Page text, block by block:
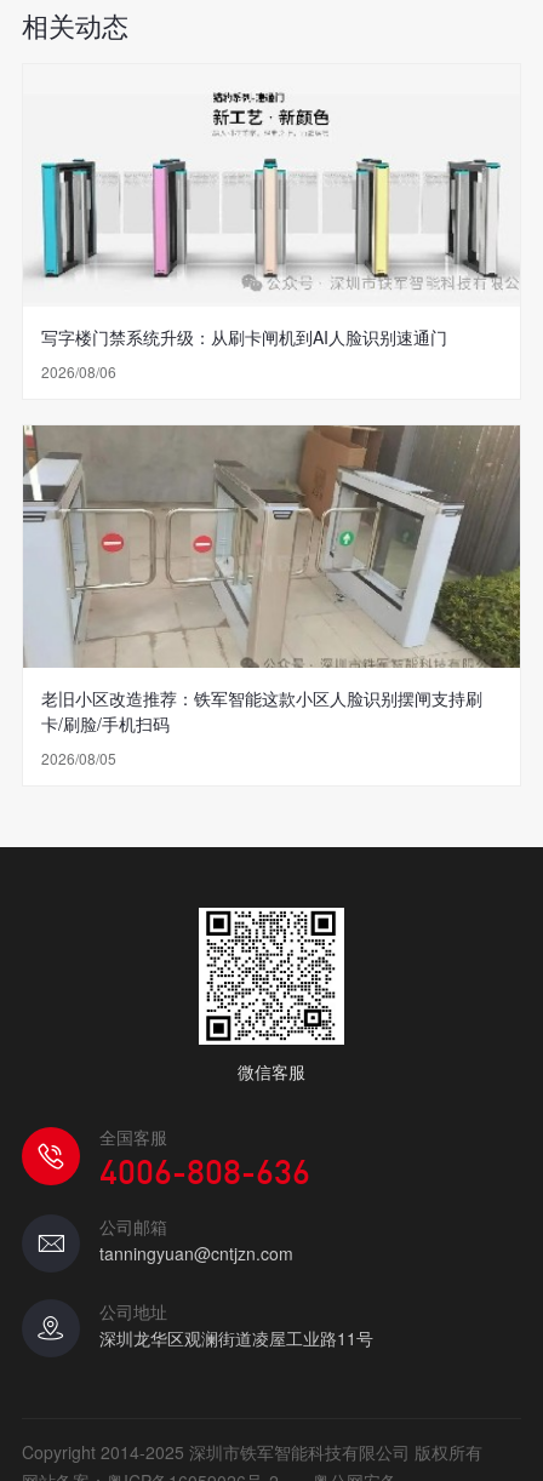
相关动态
写字楼门禁系统升级：从刷卡闸机到AI人脸识别速通门
2026/08/06
老旧小区改造推荐：铁军智能这款小区人脸识别摆闸支持刷
卡/刷脸/手机扫码
2026/08/05
微信客服
全国客服
4006-808-636
公司邮箱
tanningyuan@cntjzn.com
公司地址
深圳龙华区观澜街道凌屋工业路11号
Copyright 2014-2025 深圳市铁军智能科技有限公司 版权所有